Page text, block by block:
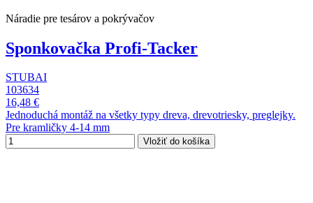
Náradie pre tesárov a pokrývačov
Sponkovačka Profi-Tacker
STUBAI
103634
16,48 €
Jednoduchá montáž na všetky typy dreva, drevotriesky, preglejky.
Pre kramličky 4-14 mm
Vložiť do košíka